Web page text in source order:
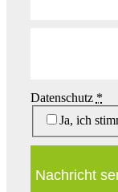
Datenschutz *
Ja, ich
Nachricht